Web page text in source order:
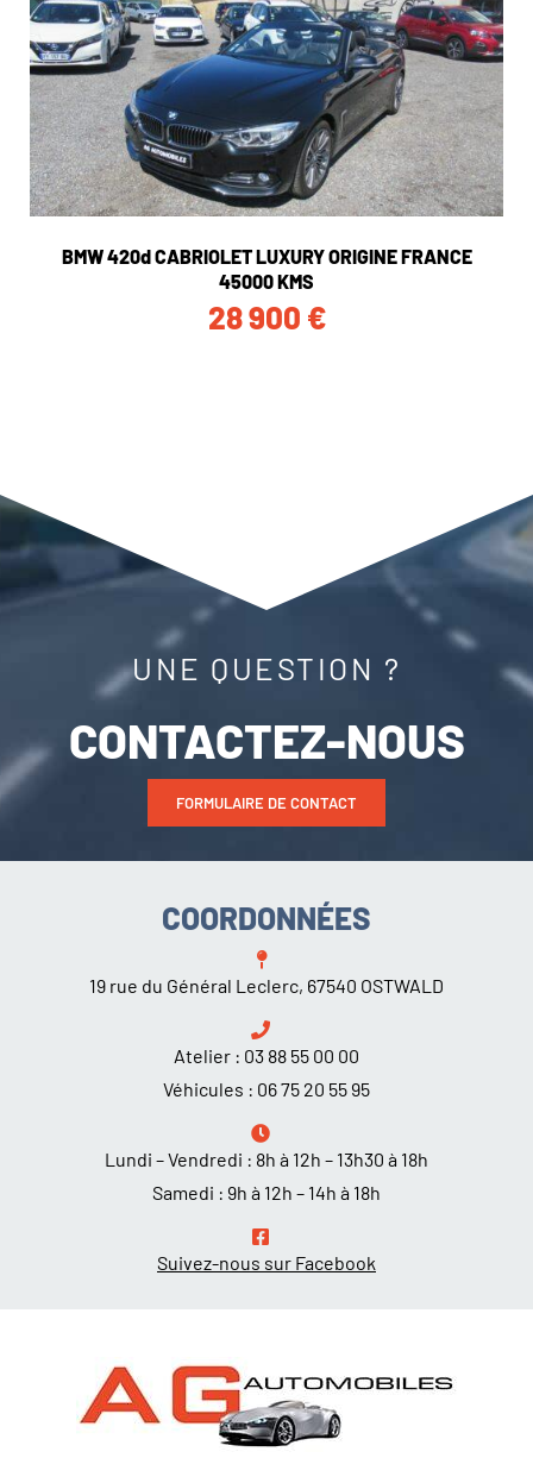
BMW 420d CABRIOLET LUXURY ORIGINE FRANCE
45000 KMS
28 900 €
UNE QUESTION ?
CONTACTEZ-NOUS
FORMULAIRE DE CONTACT
COORDONNÉES
19 rue du Général Leclerc, 67540 OSTWALD
Atelier : 03 88 55 00 00
Véhicules : 06 75 20 55 95
Lundi – Vendredi : 8h à 12h – 13h30 à 18h
Samedi : 9h à 12h – 14h à 18h
Suivez-nous sur Facebook